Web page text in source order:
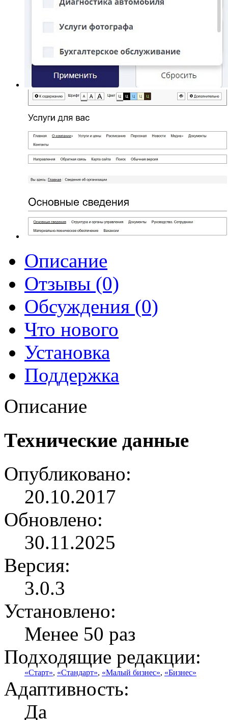
Описание
Отзывы (0)
Обсуждения (0)
Что нового
Установка
Поддержка
Описание
Технические данные
Опубликовано:
20.10.2017
Обновлено:
30.11.2025
Версия:
3.0.3
Установлено:
Менее 50 раз
Подходящие редакции:
«Старт», «Стандарт», «Малый бизнес», «Бизнес»
Адаптивность:
Да